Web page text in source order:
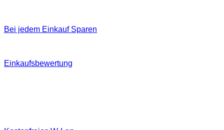
Bei jedem Einkauf Sparen
Einkaufsbewertung